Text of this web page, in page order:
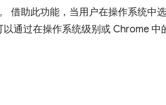
。 借助此功能，当用户在操作系统中
通过在操作系统级别或 Chrome 中